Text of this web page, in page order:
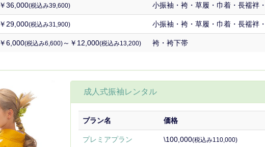
￥36,000(税込み39,600) 小振袖・袴・草履・巾着・長襦袢
￥29,000(税込み31,900) 小振袖・袴・草履・巾着・長襦袢
￥6,000(税込み6,600) ～￥12,000(税込み13,200) 袴・袴下帯
成人式振袖レンタル
プラン名 価格
プレミアプラン \100,000(税込み110,000)